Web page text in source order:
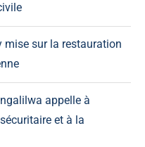
sur la restauration
appelle à
et à la